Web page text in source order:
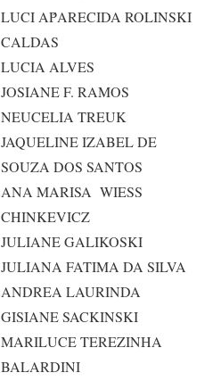
LUCI AṔARECIDA ROLINSKI
CALDAS
LUCIA ALVES
JOSIANE F. RAMOS
NEUCELIA TREUK
JAQUELINE IZABEL DE
SOUZA DOS SANTOS
ANA MARISA WIESS
CHINKEVICZ
JULIANE GALIKOSKI
JULIANA FATIMA DA SILVA
ANDREA LAURINDA
GISIANE SACKINSKI
MARILUCE TEREZINHA
BALARDINI